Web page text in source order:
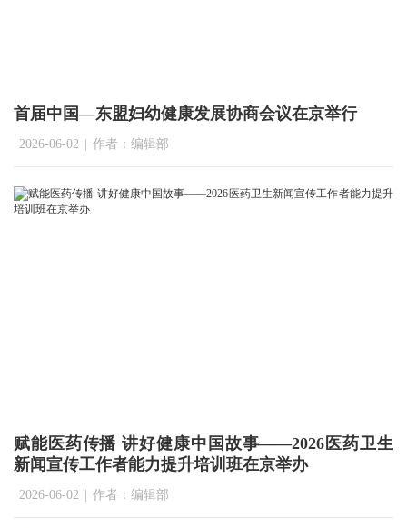
首届中国—东盟妇幼健康发展协商会议在京举行
2026-06-02 | 作者：编辑部
赋能医药传播 讲好健康中国故事——2026医药卫生
新闻宣传工作者能力提升培训班在京举办
2026-06-02 | 作者：编辑部